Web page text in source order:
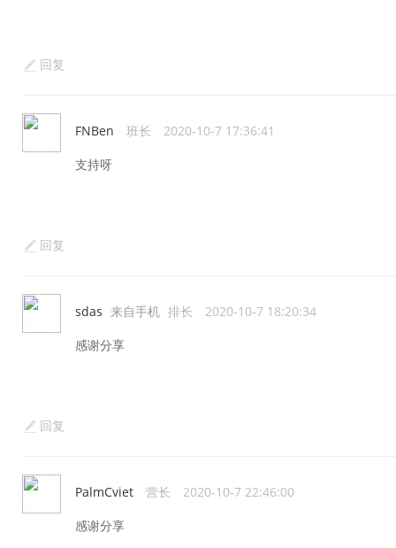
回复
FNBen 班长 2020-10-7 17:36:41
支持呀
回复
sdas 来自手机 排长 2020-10-7 18:20:34
感谢分享
回复
PalmCviet 营长 2020-10-7 22:46:00
感谢分享